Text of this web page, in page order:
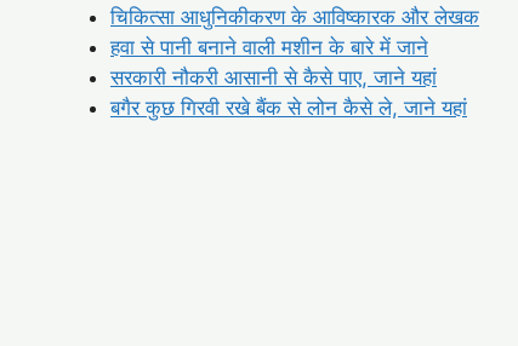
चिकित्सा आधुनिकीकरण के आविष्कारक और लेखक
हवा से पानी बनाने वाली मशीन के बारे में जाने
सरकारी नौकरी आसानी से कैसे पाए, जाने यहां
बगैर कुछ गिरवी रखे बैंक से लोन कैसे ले, जाने यहां